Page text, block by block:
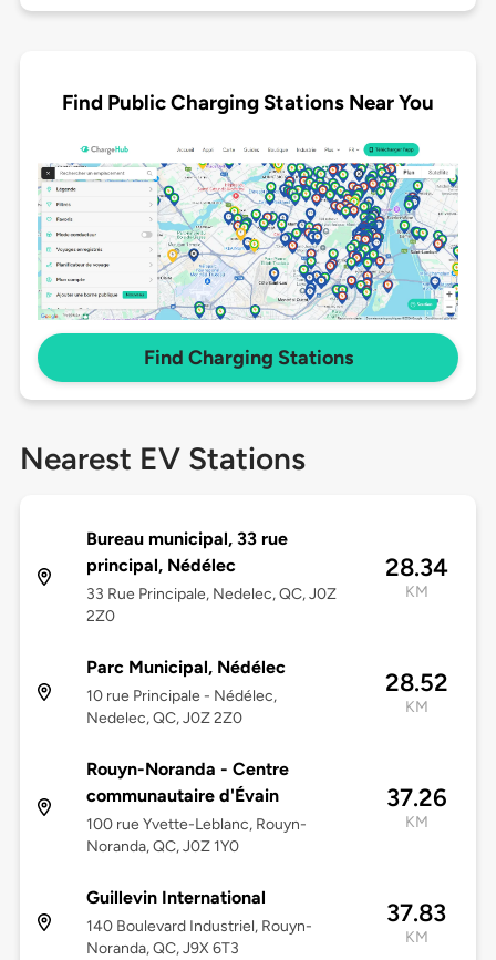
Find Public Charging Stations Near You
Find Charging Stations
Nearest EV Stations
Bureau municipal, 33 rue
principal, Nédélec
33 Rue Principale, Nedelec, QC, J0Z
2Z0
28.34
KM
Parc Municipal, Nédélec
10 rue Principale - Nédélec,
Nedelec, QC, J0Z 2Z0
28.52
KM
Rouyn-Noranda - Centre
communautaire d'Évain
100 rue Yvette-Leblanc, Rouyn-
Noranda, QC, J0Z 1Y0
37.26
KM
Guillevin International
140 Boulevard Industriel, Rouyn-
Noranda, QC, J9X 6T3
37.83
KM